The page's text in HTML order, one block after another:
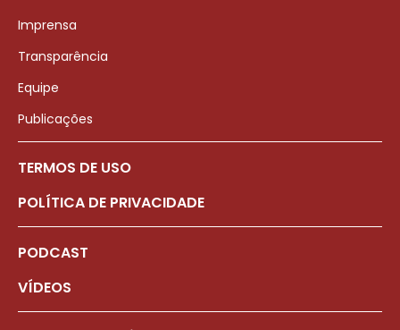
Imprensa
Transparência
Equipe
Publicações
TERMOS DE USO
POLÍTICA DE PRIVACIDADE
PODCAST
VÍDEOS